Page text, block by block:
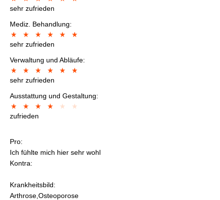
sehr zufrieden
Mediz. Behandlung:
sehr zufrieden
Verwaltung und Abläufe:
sehr zufrieden
Ausstattung und Gestaltung:
zufrieden
Pro:
Ich fühlte mich hier sehr wohl
Kontra:
Krankheitsbild:
Arthrose,Osteoporose